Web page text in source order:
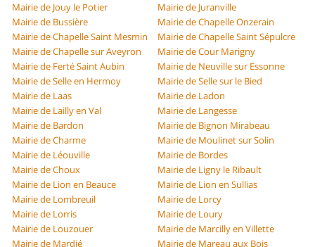
Mairie de Jouy le Potier
Mairie de Juranville
Mairie de Bussière
Mairie de Chapelle Onzerain
Mairie de Chapelle Saint Mesmin
Mairie de Chapelle Saint Sépulcre
Mairie de Chapelle sur Aveyron
Mairie de Cour Marigny
Mairie de Ferté Saint Aubin
Mairie de Neuville sur Essonne
Mairie de Selle en Hermoy
Mairie de Selle sur le Bied
Mairie de Laas
Mairie de Ladon
Mairie de Lailly en Val
Mairie de Langesse
Mairie de Bardon
Mairie de Bignon Mirabeau
Mairie de Charme
Mairie de Moulinet sur Solin
Mairie de Léouville
Mairie de Bordes
Mairie de Choux
Mairie de Ligny le Ribault
Mairie de Lion en Beauce
Mairie de Lion en Sullias
Mairie de Lombreuil
Mairie de Lorcy
Mairie de Lorris
Mairie de Loury
Mairie de Louzouer
Mairie de Marcilly en Villette
Mairie de Mardié
Mairie de Mareau aux Bois